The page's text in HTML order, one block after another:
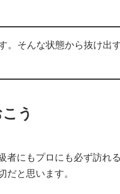
そんな状態から抜け出
う
者にもプロにも必ず訪れ
と思います。